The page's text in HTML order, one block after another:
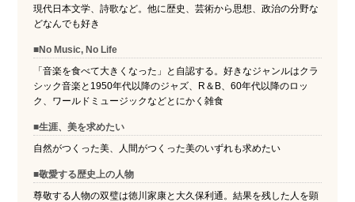
現代日本文学、詩歌など。他に歴史、芸術から思想、政治の分野な
どなんでも好き
■No Music, No Life
「音楽を食べて大きくなった」と自認する。好きなジャンルはクラ
シック音楽と1950年代以降のジャズ、R＆B、60年代以降のロッ
ク、ワールドミュージックなどとにかく雑食
■生涯、美を求めたい
自然がつくった美、人間がつくった美のいずれも求めたい
■敬愛する歴史上の人物
尊敬する人物の双璧は徳川家康と大久保利通。結果を残した人を顕